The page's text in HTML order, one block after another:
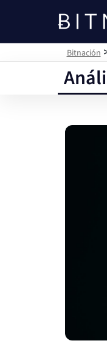
Bitnación
Bitnación